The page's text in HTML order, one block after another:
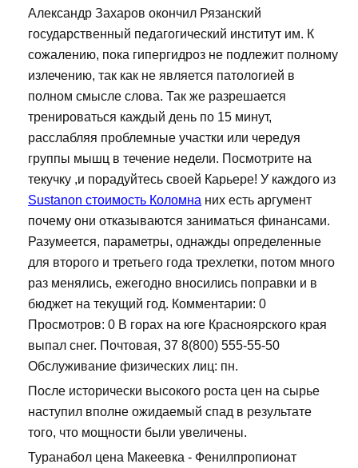
Александр Захаров окончил Рязанский
государственный педагогический институт им. К
сожалению, пока гипергидроз не подлежит полному
излечению, так как не является патологией в
полном смысле слова. Так же разрешается
тренироваться каждый день по 15 минут,
расслабляя проблемные участки или чередуя
группы мышц в течение недели. Посмотрите на
текучку ,и порадуйтесь своей Карьере! У каждого из
Sustanon стоимость Коломна них есть аргумент
почему они отказываются заниматься финансами.
Разумеется, параметры, однажды определенные
для второго и третьего года трехлетки, потом много
раз менялись, ежегодно вносились поправки и в
бюджет на текущий год. Комментарии: 0
Просмотров: 0 В горах на юге Красноярского края
выпал снег. Почтовая, 37 8(800) 555-55-50
Обслуживание физических лиц: пн.
После исторически высокого роста цен на сырье
наступил вполне ожидаемый спад в результате
того, что мощности были увеличены.
Туранабол цена Макеевка - Фенилпропионат